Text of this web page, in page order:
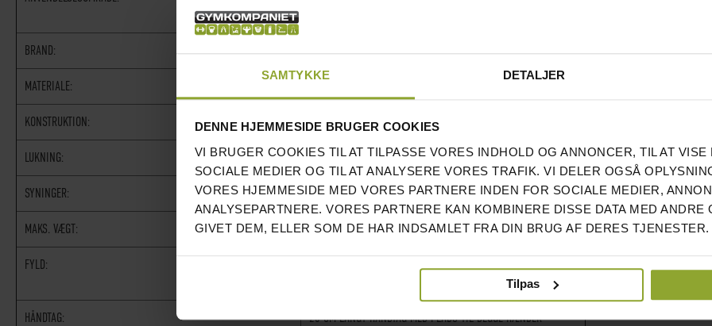
SAMTYKKE DETALJER
DENNE HJEMMESIDE BRUGER COOKIES
VI BRUGER COOKIES TIL AT TILPASSE VORES INDHOLD OG ANNONCER, TIL AT
SOCIALE MEDIER OG TIL AT ANALYSERE VORES TRAFIK. VI DELER OGSÅ
VORES HJEMMESIDE MED VORES PARTNERE INDEN FOR SOCIALE MEDIER,
ANALYSEPARTNERE. VORES PARTNERE KAN KOMBINERE DISSE DATA MED ANDRE
GIVET DEM, ELLER SOM DE HAR INDSAMLET FRA DIN BRUG AF DERES TJENESTER.
Tilpas
BRAND: NORDIC TRAINING GEAR
MATERIALE:
KONSTRUKTION: BLÅ YDERSÆK OG SORT INDERSÆK
LUKNING: DOBBELTE VELCROBÅND
SYNINGER: FORSTÆRKEDE SYNINGER MED EKSTRA STÆRK NYLONTRÅD
MAKS. VÆGT: OP TIL 26 KG AFHÆNGIGT AF FYLD
FYLD:
FYLDES MED SAND, SAVSMULD ELLER ANDET EGNET
HÅNDTAG: 25 CM LANGT HÅNDTAG MED PLADS TIL BEGGE HÆNDER